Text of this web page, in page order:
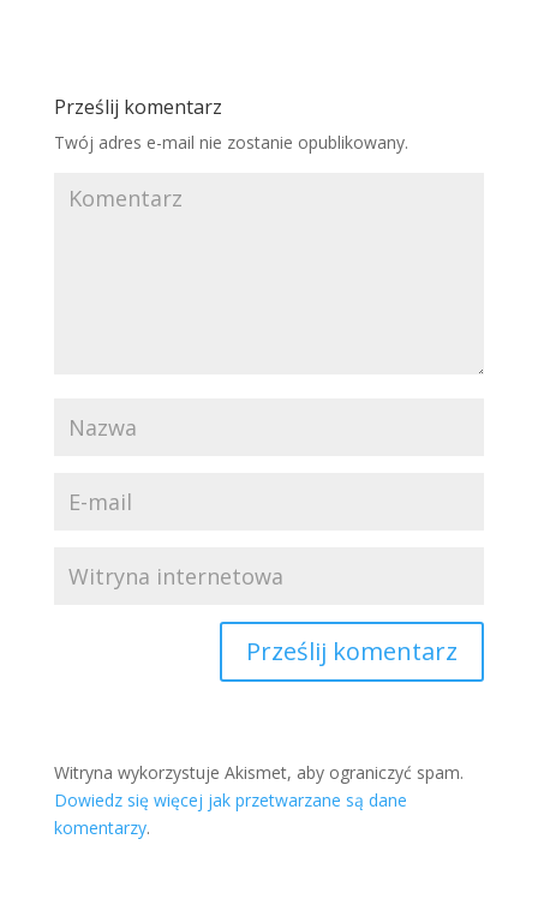
Prześlij komentarz
Twój adres e-mail nie zostanie opublikowany.
Witryna wykorzystuje Akismet, aby ograniczyć spam.
Dowiedz się więcej jak przetwarzane są dane
komentarzy.